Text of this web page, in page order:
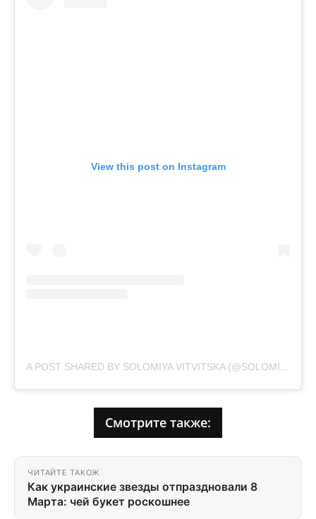
View this post on Instagram
A POST SHARED BY SOLOMIYA VITVITSKA (@SOLOMIYAVITVITSKA)
Смотрите также:
ЧИТАЙТЕ ТАКОЖ
Как украинские звезды отпраздновали 8
Марта: чей букет роскошнее